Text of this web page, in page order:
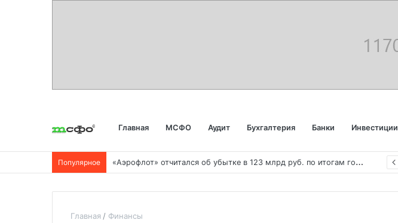
Главная МСФО Аудит Бухгалтерия Банки Инвестиции
Популярное «
Аэрофлот» отчитался об убытке в 123 млрд руб. по итогам года пандемии
Главная Финансы